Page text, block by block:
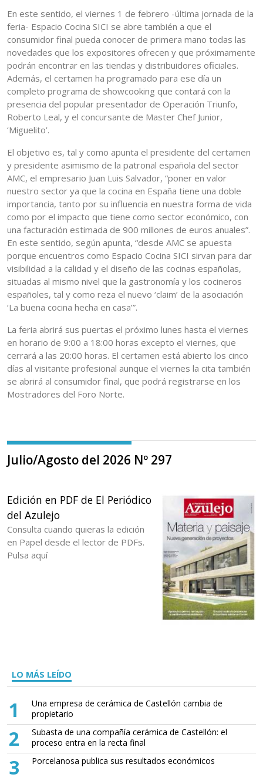
En este sentido, el viernes 1 de febrero -última jornada de la
feria- Espacio Cocina SICI se abre también a que el
consumidor final pueda conocer de primera mano todas las
novedades que los expositores ofrecen y que próximamente
podrán encontrar en las tiendas y distribuidores oficiales.
Además, el certamen ha programado para ese día un
completo programa de showcooking que contará con la
presencia del popular presentador de Operación Triunfo,
Roberto Leal, y el concursante de Master Chef Junior,
‘Miguelito’.
El objetivo es, tal y como apunta el presidente del certamen
y presidente asimismo de la patronal española del sector
AMC, el empresario Juan Luis Salvador, “poner en valor
nuestro sector ya que la cocina en España tiene una doble
importancia, tanto por su influencia en nuestra forma de vida
como por el impacto que tiene como sector económico, con
una facturación estimada de 900 millones de euros anuales”.
En este sentido, según apunta, “desde AMC se apuesta
porque encuentros como Espacio Cocina SICI sirvan para dar
visibilidad a la calidad y el diseño de las cocinas españolas,
situadas al mismo nivel que la gastronomía y los cocineros
españoles, tal y como reza el nuevo ‘claim’ de la asociación
‘La buena cocina hecha en casa’”.
La feria abrirá sus puertas el próximo lunes hasta el viernes
en horario de 9:00 a 18:00 horas excepto el viernes, que
cerrará a las 20:00 horas. El certamen está abierto los cinco
días al visitante profesional aunque el viernes la cita también
se abrirá al consumidor final, que podrá registrarse en los
Mostradores del Foro Norte.
Julio/Agosto del 2026 Nº 297
Edición en PDF de El Periódico
del Azulejo
Consulta cuando quieras la edición
en Papel desde el lector de PDFs.
Pulsa aquí
LO MÁS LEÍDO
1
Una empresa de cerámica de Castellón cambia de
propietario
2
Subasta de una compañía cerámica de Castellón: el
proceso entra en la recta final
3 Porcelanosa publica sus resultados económicos